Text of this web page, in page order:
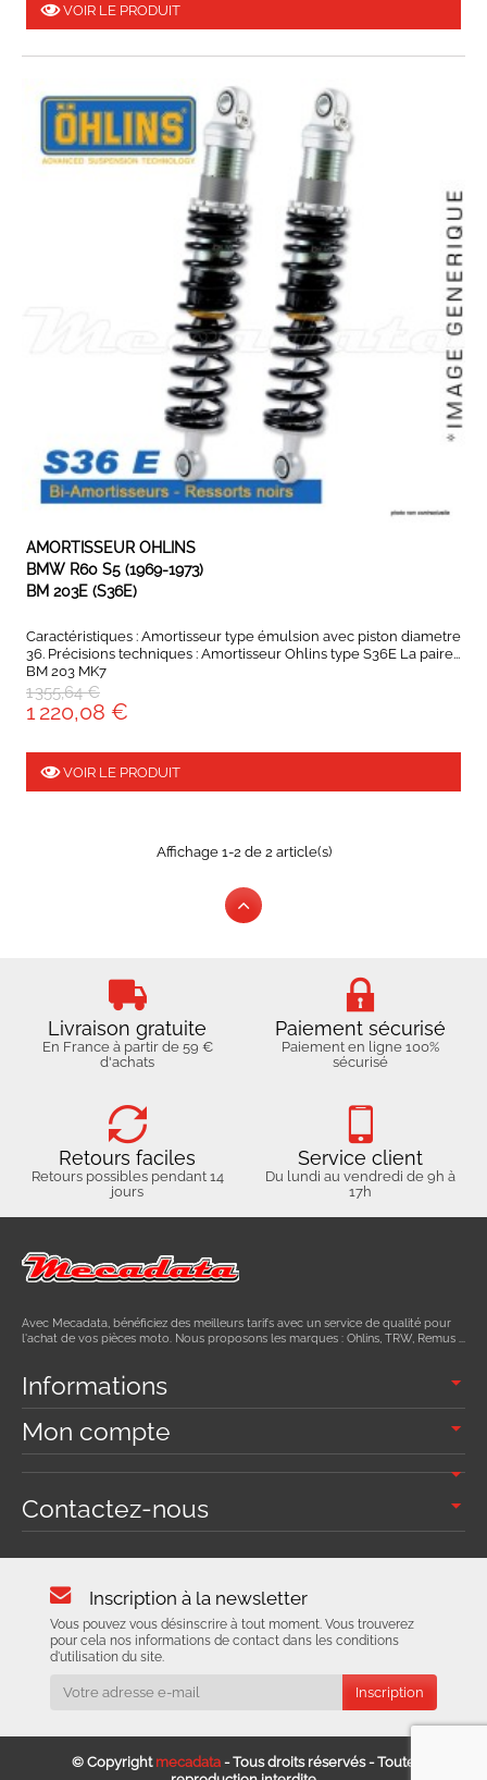
VOIR LE PRODUIT
EXPEDIÉ SOUS 5 À 10 JOURS
AMORTISSEUR OHLINS
BMW R60 S5 (1969-1973)
BM 203E (S36E)
Caractéristiques : Amortisseur type émulsion avec piston diametre
36. Précisions techniques : Amortisseur Ohlins type S36E La paire...
BM 203 MK7
1 355,64 €
1 220,08 €
VOIR LE PRODUIT
Affichage 1-2 de 2 article(s)
Livraison gratuite
En France à partir de 59 €
d'achats
Paiement sécurisé
Paiement en ligne 100%
sécurisé
Retours faciles
Retours possibles pendant 14
jours
Service client
Du lundi au vendredi de 9h à
17h
Avec Mecadata, bénéficiez des meilleurs tarifs avec un service de qualité pour
l'achat de vos pièces moto. Nous proposons les marques : Ohlins, TRW, Remus ...
Informations
Mon compte
Contactez-nous
Inscription à la newsletter
Vous pouvez vous désinscrire à tout moment. Vous trouverez
pour cela nos informations de contact dans les conditions
d'utilisation du site.
© Copyright mecadata - Tous droits réservés - Toute